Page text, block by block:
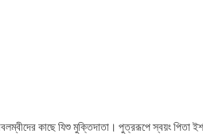
কাছে যিশু মুক্তিদাতা। পুত্ররূপে স্বয়ং পিতা